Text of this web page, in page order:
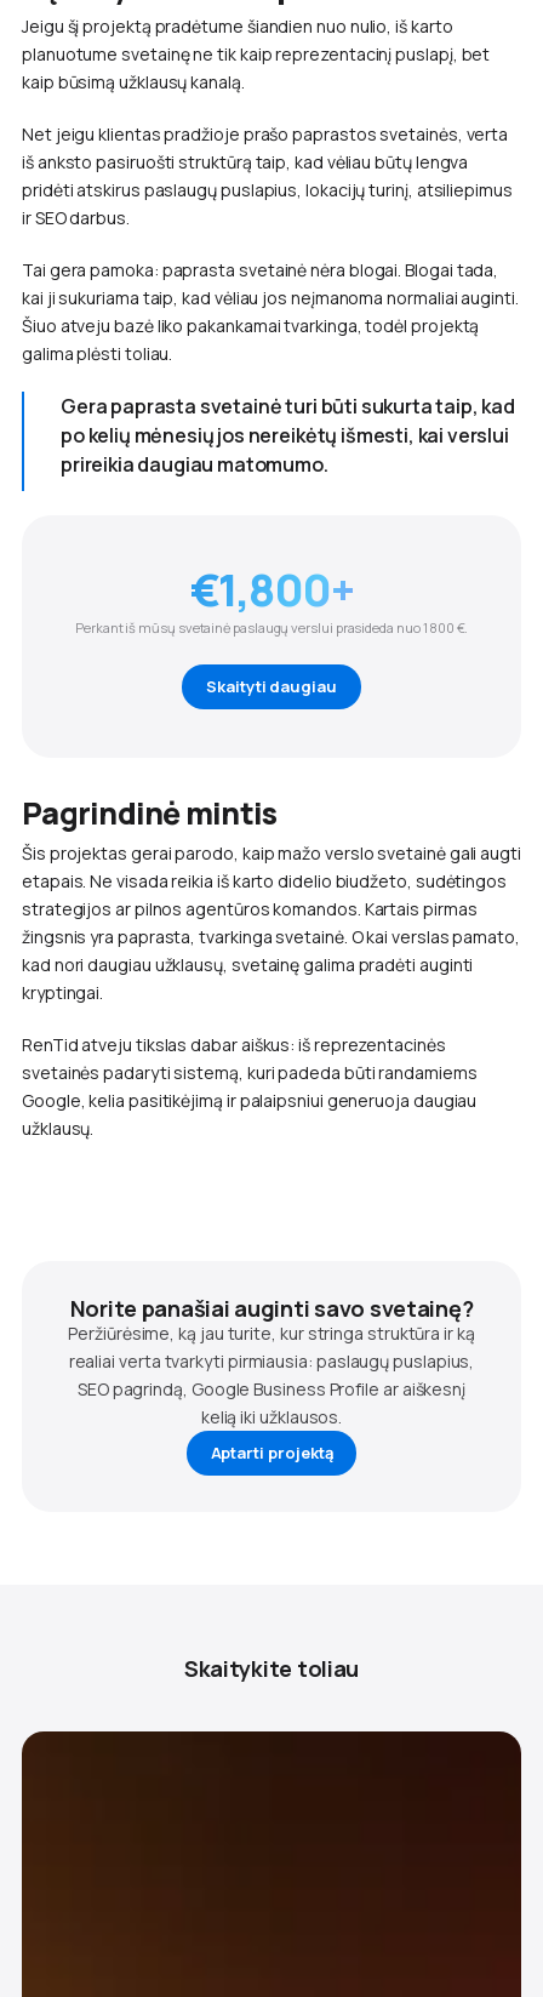
Jeigu šį projektą pradėtume šiandien nuo nulio, iš karto
planuotume svetainę ne tik kaip reprezentacinį puslapį, bet
kaip būsimą užklausų kanalą.
Net jeigu klientas pradžioje prašo paprastos svetainės, verta
iš anksto pasiruošti struktūrą taip, kad vėliau būtų lengva
pridėti atskirus paslaugų puslapius, lokacijų turinį, atsiliepimus
ir SEO darbus.
Tai gera pamoka: paprasta svetainė nėra blogai. Blogai tada,
kai ji sukuriama taip, kad vėliau jos neįmanoma normaliai auginti.
Šiuo atveju bazė liko pakankamai tvarkinga, todėl projektą
galima plėsti toliau.
Gera paprasta svetainė turi būti sukurta taip, kad
po kelių mėnesių jos nereikėtų išmesti, kai verslui
prireikia daugiau matomumo.
€1,800+
Perkant iš mūsų svetainė paslaugų verslui prasideda nuo 1 800 €.
Skaityti daugiau
Pagrindinė mintis
Šis projektas gerai parodo, kaip mažo verslo svetainė gali augti
etapais. Ne visada reikia iš karto didelio biudžeto, sudėtingos
strategijos ar pilnos agentūros komandos. Kartais pirmas
žingsnis yra paprasta, tvarkinga svetainė. O kai verslas pamato,
kad nori daugiau užklausų, svetainę galima pradėti auginti
kryptingai.
RenTid atveju tikslas dabar aiškus: iš reprezentacinės
svetainės padaryti sistemą, kuri padeda būti randamiems
Google, kelia pasitikėjimą ir palaipsniui generuoja daugiau
užklausų.
Norite panašiai auginti savo svetainę?
Peržiūrėsime, ką jau turite, kur stringa struktūra ir ką
realiai verta tvarkyti pirmiausia: paslaugų puslapius,
SEO pagrindą, Google Business Profile ar aiškesnį
kelią iki užklausos.
Aptarti projektą
Skaitykite toliau